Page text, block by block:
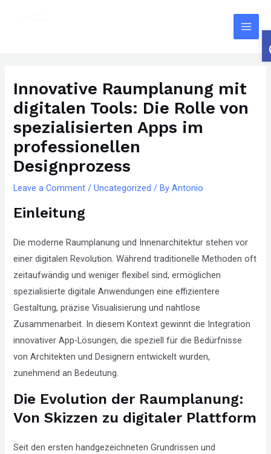
Main
Innovative Raumplanung mit
digitalen Tools: Die Rolle von
spezialisierten Apps im
professionellen
Designprozess
Leave a Comment /Uncategorized / ByAntonio
Einleitung
Die moderne Raumplanung und Innenarchitektur stehen vor
einer digitalen Revolution. Während traditionelle Methoden oft
zeitaufwändig und weniger flexibel sind, ermöglichen
spezialisierte digitale Anwendungen eine effizientere
Gestaltung, präzise Visualisierung und nahtlose
Zusammenarbeit. In diesem Kontext gewinnt die Integration
innovativer App-Lösungen, die speziell für die Bedürfnisse
von Architekten und Designern entwickelt wurden,
zunehmend an Bedeutung.
Die Evolution der Raumplanung:
Von Skizzen zu digitaler Plattform
Seit den ersten handgezeichneten Grundrissen und
made
committment
accessibility
and
please
this
This